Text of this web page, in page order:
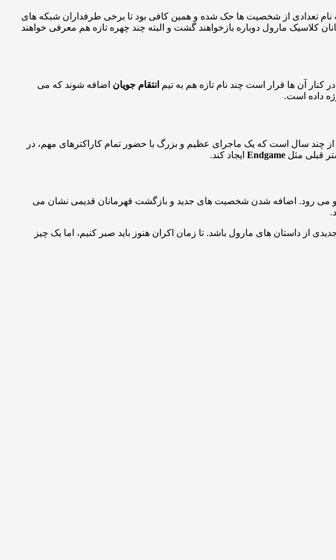
نام تعدادی از شخصیت ها حک شده و همین کافی بود تا برخی طرفداران شبکه های
کلاسیک مارول دوباره بازخواهند گشت و البته چند چهره تازه هم معرفی خواهند
آن ها قرار است چند نام تازه هم به تیم انتقام جویان اضافه شوند که می
داده است.
از چند سال است که یک ماجرای عظیم و بزرگ با حضور تمام کاراکترهای مهم، در
قبلی مثل Endgame ایجاد کند.
جلو می رود. اضافه شدن شخصیت های جدید و بازگشت قهرمانان قدیمی نشان می
از داستان های مارول باشد. تا زمان اکران هنوز باید صبر کنیم، اما یک چیز